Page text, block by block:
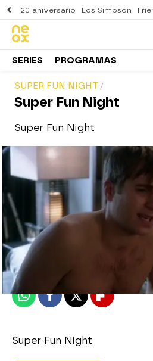
20 aniversario Los Simpson
SERIES PROGRAMAS
SUPER FUN NIGHT
Super Fun Night
Super Fun Night
neox
Publicado: 24 de marzo de
WhatsappFacebook
X Flipboard
Super Fun Night